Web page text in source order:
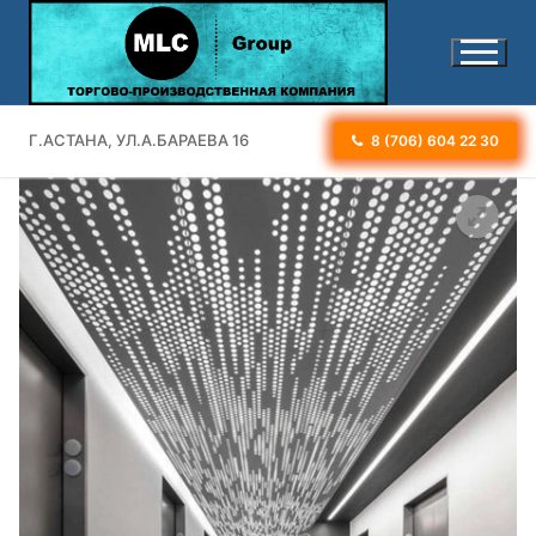
Перейти
содержимому
Г.АСТАНА, УЛ.А.БАРАЕВА 16 8 (706) 604 22 30